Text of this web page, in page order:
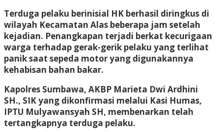
Terduga pelaku berinisial HK berhasil diringkus di
wilayah Kecamatan Alas beberapa jam setelah
kejadian. Penangkapan terjadi berkat kecurigaan
warga terhadap gerak-gerik pelaku yang terlihat
panik saat sepeda motor yang digunakannya
kehabisan bahan bakar.
Kapolres Sumbawa, AKBP Marieta Dwi Ardhini
SH., SIK yang dikonfirmasi melalui Kasi Humas,
IPTU Mulyawansyah SH, membenarkan telah
tertangkapnya terduga pelaku.